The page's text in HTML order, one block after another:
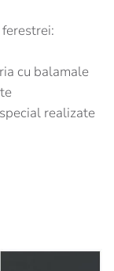
cu balamale
realizate